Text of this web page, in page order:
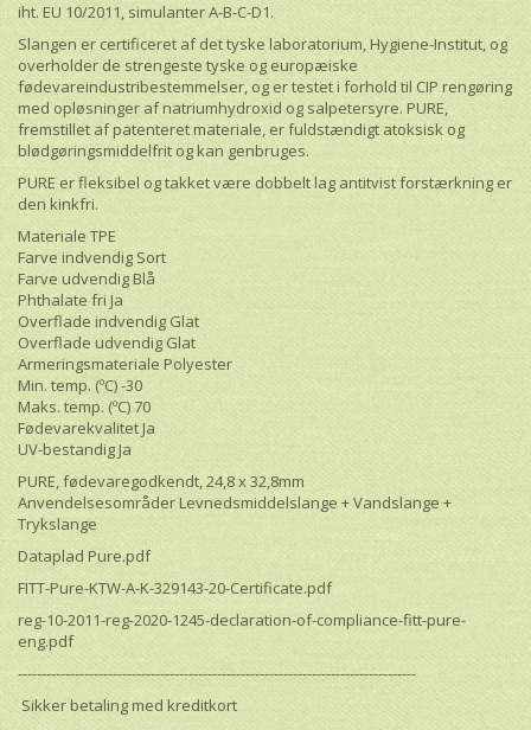
iht. EU 10/2011, simulanter A-B-C-D1.
Slangen er certificeret af det tyske laboratorium, Hygiene-Institut, og
overholder de strengeste tyske og europæiske
fødevareindustribestemmelser, og er testet i forhold til CIP rengøring
med opløsninger af natriumhydroxid og salpetersyre. PURE,
fremstillet af patenteret materiale, er fuldstændigt atoksisk og
blødgøringsmiddelfrit og kan genbruges.
PURE er fleksibel og takket være dobbelt lag antitvist forstærkning er
den kinkfri.
Materiale TPE
Farve indvendig Sort
Farve udvendig Blå
Phthalate fri Ja
Overflade indvendig Glat
Overflade udvendig Glat
Armeringsmateriale Polyester
Min. temp. (ºC) -30
Maks. temp. (ºC) 70
Fødevarekvalitet Ja
UV-bestandig Ja
PURE, fødevaregodkendt, 24,8 x 32,8mm
Anvendelsesområder Levnedsmiddelslange + Vandslange +
Trykslange
Dataplad Pure.pdf
FITT-Pure-KTW-A-K-329143-20-Certificate.pdf
reg-10-2011-reg-2020-1245-declaration-of-compliance-fitt-pure-
eng.pdf
------------------------------------------------------------------------------------
Sikker betaling med kreditkort